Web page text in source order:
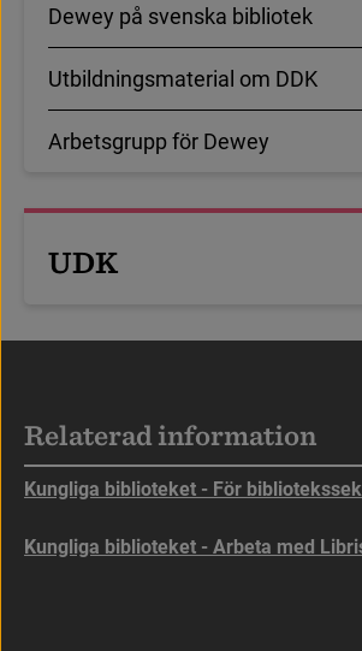
Dewey på svenska bib iotek
Utbi dningsmateria om DDK
Arbetsgruppför Dewey
UDK
Relaterad information
Kungliga biblioteket - För
Kungliga biblioteket - Arbeta med